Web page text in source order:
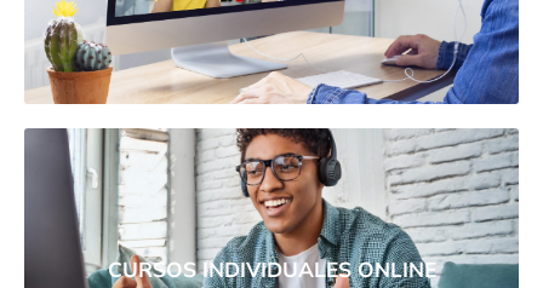
CURSOS INDIVIDUALES ONLINE